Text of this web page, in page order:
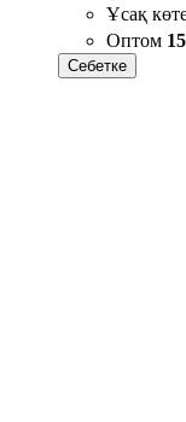
Ұсақ
Оптом 15
Себетке